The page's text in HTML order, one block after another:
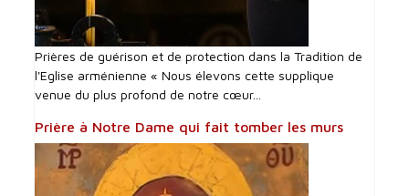
Prières de guérison et de protection dans la Tradition de
l'Eglise arménienne « Nous élevons cette supplique
venue du plus profond de notre cœur...
Prière à Notre Dame qui fait tomber les murs